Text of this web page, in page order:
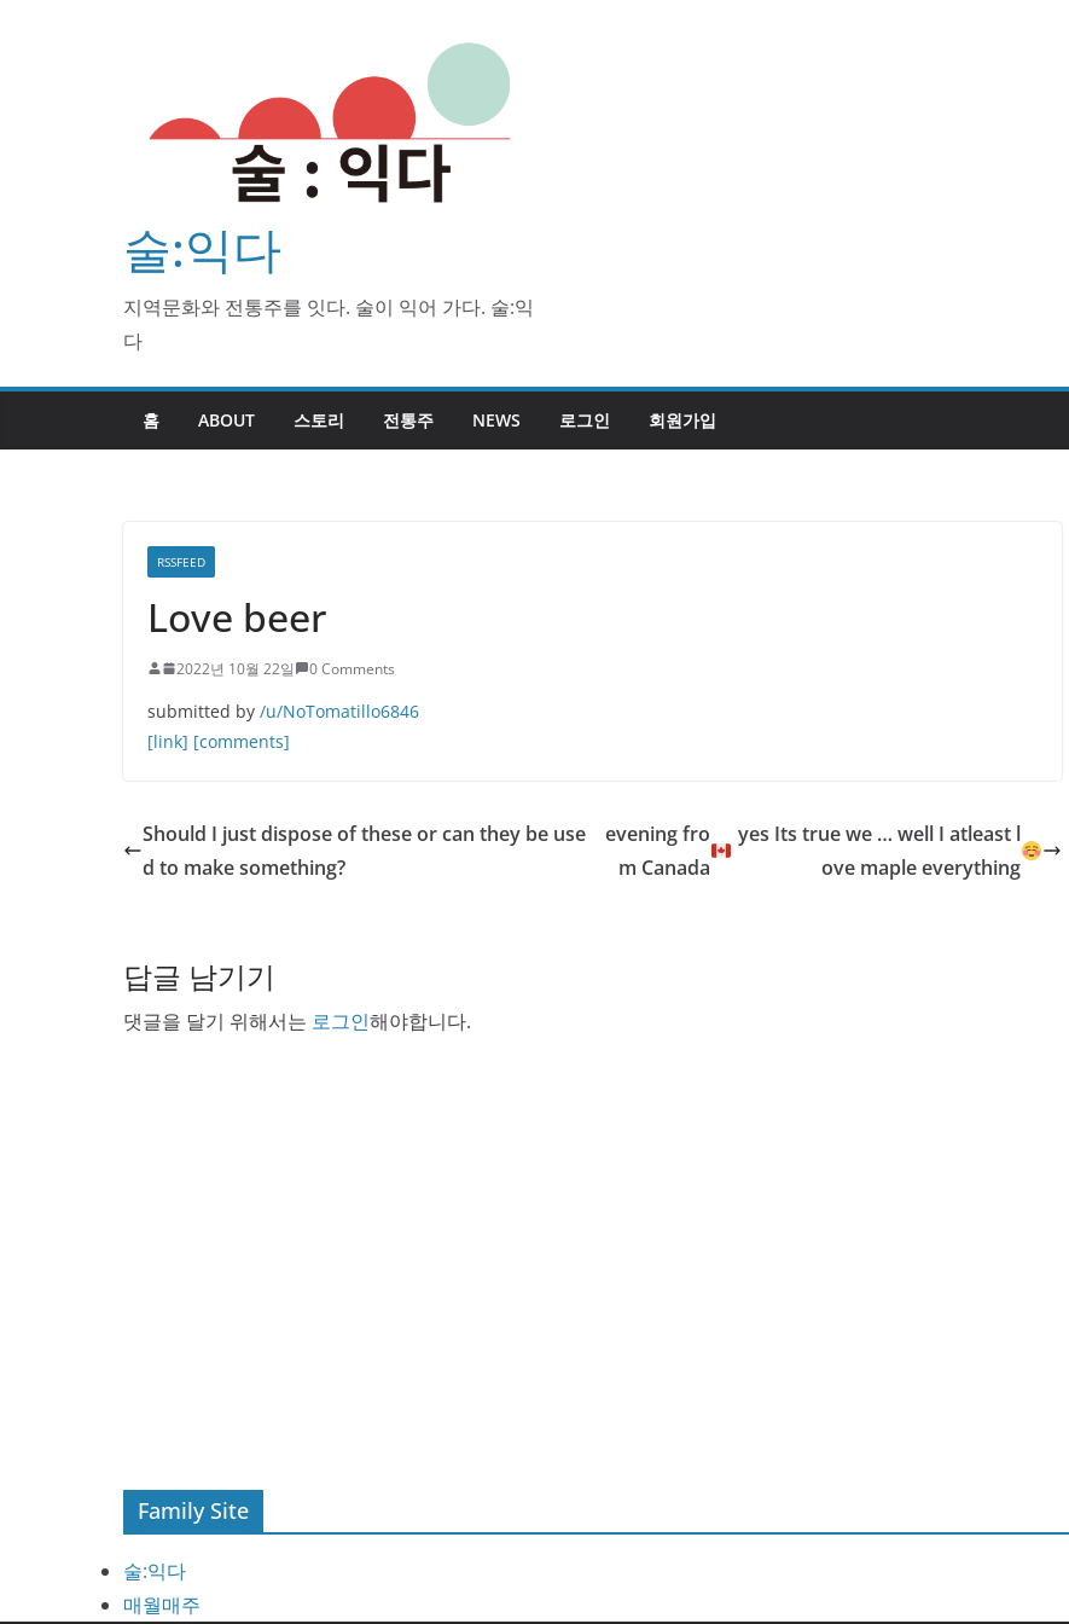
술:익다
지역문화와 전통주를 잇다. 술이 익어 가다. 술:익
다
홈 ABOUT 스토리 전통주 NEWS 로그인 회원가입
RSSFEED
Love beer
2022년 10월 22일 0 Comments
submitted by /u/NoTomatillo6846
[link] [comments]
Should I just dispose of these or can they be use
d to make something?
evening fro
m Canada
yes Its true we … well I atleast l
ove maple everything
답글 남기기
댓글을 달기 위해서는 로그인해야합니다.
Family Site
술:익다
매월매주